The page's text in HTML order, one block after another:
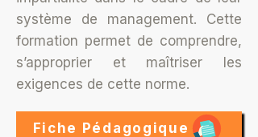
système de management. Cette
formation permet de comprendre,
s’approprier et maîtriser les
exigences de cette norme.
Fiche Pédagogique